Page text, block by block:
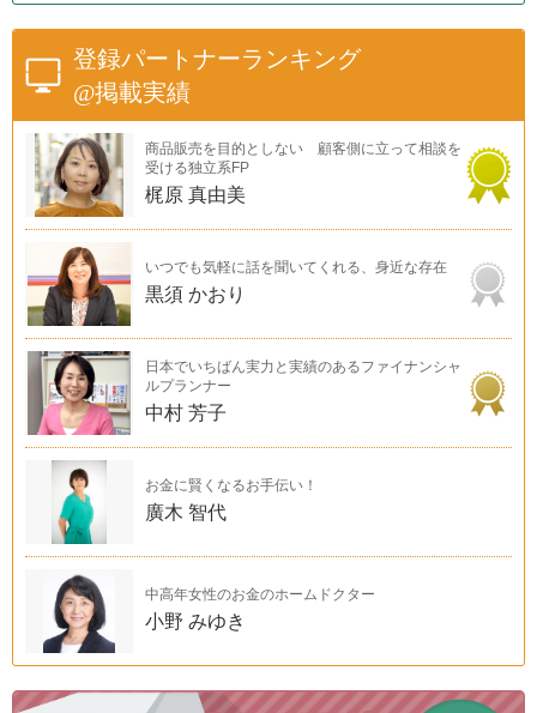
登録パートナーランキング
@掲載実績
商品販売を目的としない 顧客側に立って相談を
受ける独立系FP
梶原 真由美
いつでも気軽に話を聞いてくれる、身近な存在
黒須 かおり
日本でいちばん実力と実績のあるファイナンシャ
ルプランナー
中村 芳子
お金に賢くなるお手伝い！
廣木 智代
中高年女性のお金のホームドクター
小野 みゆき